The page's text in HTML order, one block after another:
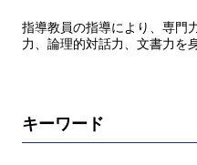
指導教員の指導により、専門
力、論理的対話力、文書力を
キーワード